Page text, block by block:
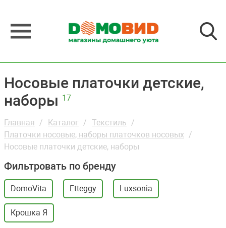
Носовые платочки детские,
наборы 17
Главная Каталог
Текстиль
Платочки носовые, наборы платочков носовых
Носовые платочки детские, наборы
Фильтровать по бренду
DomoVita Etteggy Luxsonia
Крошка Я